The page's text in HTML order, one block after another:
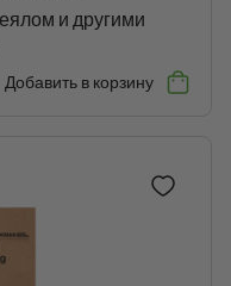
и другими
Добавить в корзину